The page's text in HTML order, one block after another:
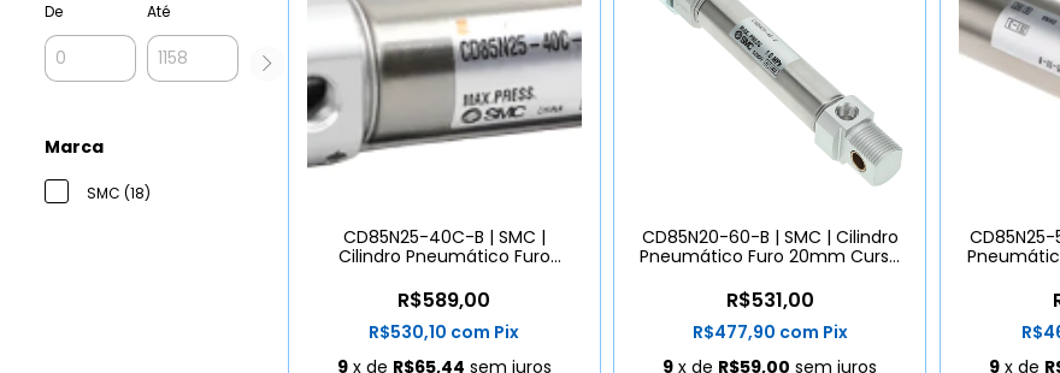
Marca
SMC (18)
De Até
CD85N25-40C-B | SMC |
Cilindro Pneumático Furo
R$589,00
R$530,10 com Pix
9 x de R$65,44 sem juros
CD85N20-60-B | SMC | Cilindro
Pneumático Furo 20mm Curso
R$531,00
R$477,90 com Pix
9 x de R$59,00 sem juros
9 x de